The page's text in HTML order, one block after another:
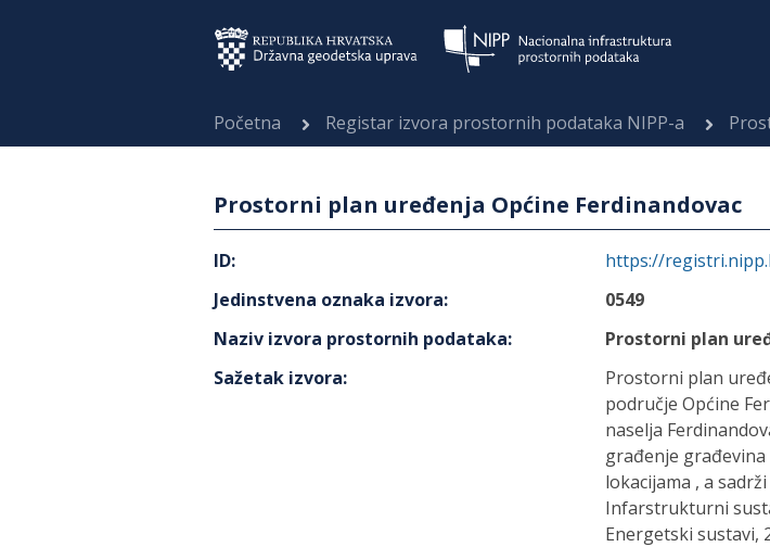
Početna Registar izvora prostornih podataka NIPP-a
Prostorni plan uređenja Općine Ferdinandovac
ID:
https://
Jedinstvena oznaka izvora:
0549
Naziv izvora prostornih podataka:
Prostorni plan
Sažetak izvora:
Prostorni plan
područje Općine
naselja
građenje
lokacijama , a
Infarstrukturni
Energetski sustavi,